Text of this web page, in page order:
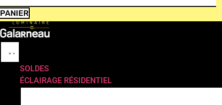
PANIER
SOLDES
ÉCLAIRAGE RÉSIDENTIEL